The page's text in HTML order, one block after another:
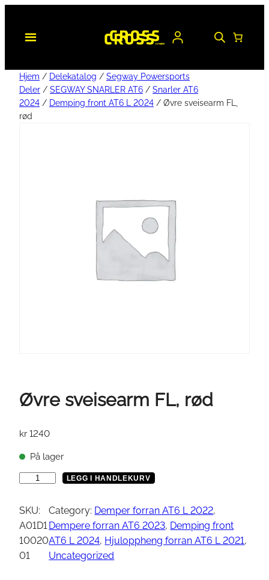
Hjem / Delekatalog / Segway Powersports
Deler / SEGWAY SNARLER AT6 / Snarler AT6
2024 / Demping front AT6 L 2024 / Øvre sveisearm FL,
rød
Øvre sveisearm FL, rød
kr 1240
På lager
r
e
s
v
LEGG I HANDLEKURV
SKU:
A01D1
10020
01
Category: Demper forran AT6 L 2022
Dempere forran AT6 2023, Demping front
AT6 L 2024, Hjuloppheng forran AT6 L 2021
Uncategorized